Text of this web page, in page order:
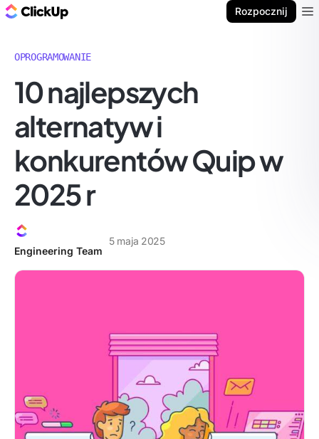
Rozpocznij
OPROGRAMOWANIE
10 najlepszych
alternatyw i
konkurentów Quip w
2025 r
Engineering Team
5 maja 2025